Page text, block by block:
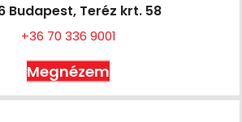
Budapest, Teréz krt. 58
+36 70 336 9001
Megnézem